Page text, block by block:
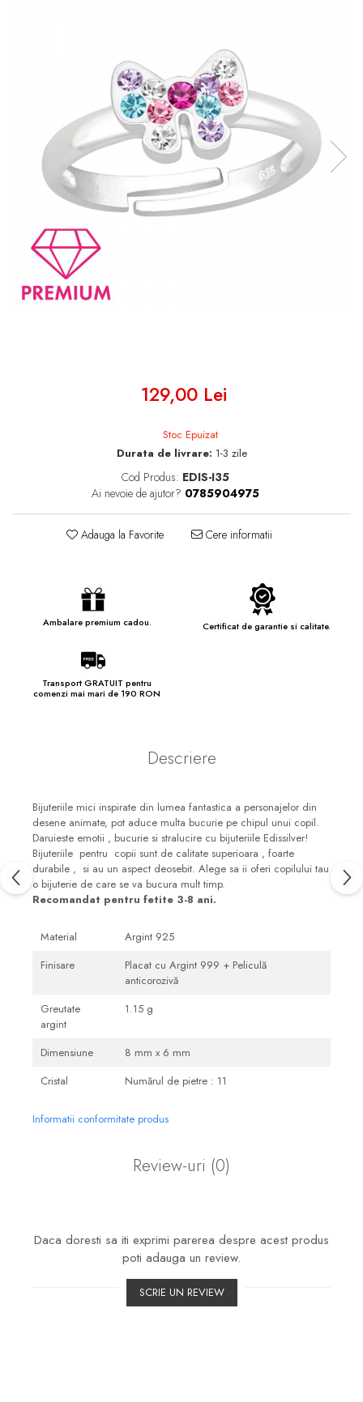
129,00 Lei
Stoc Epuizat
Durata de livrare: 1-3 zile
Cod Produs: EDIS-I35
Ai nevoie de ajutor? 0785904975
Adauga la Favorite Cere informatii
Ambalare premium cadou. Certificat de garantie si calitate.
Transport GRATUIT pentru
comenzi mai mari de 190 RON
Descriere
Bijuteriile mici inspirate din lumea fantastica a personajelor din
desene animate, pot aduce multa bucurie pe chipul unui copil.
Daruieste emotii , bucurie si stralucire cu bijuteriile Edissilver!
Bijuteriile pentru copii sunt de calitate superioara , foarte
durabile , si au un aspect deosebit. Alege sa ii oferi copilului tau
o bijuterie de care se va bucura mult timp.
Recomandat pentru fetite 3-8 ani.
Material
Argint 925
Finisare
Placat cu Argint 999 + Peliculă
anticorozivă
Greutate
argint
1.15 g
Dimensiune
8 mm x 6 mm
Cristal
Numărul de pietre : 11
Informatii conformitate produs
Review-uri (0)
Daca doresti sa iti exprimi parerea despre acest produs
poti adauga un review.
SCRIE UN REVIEW